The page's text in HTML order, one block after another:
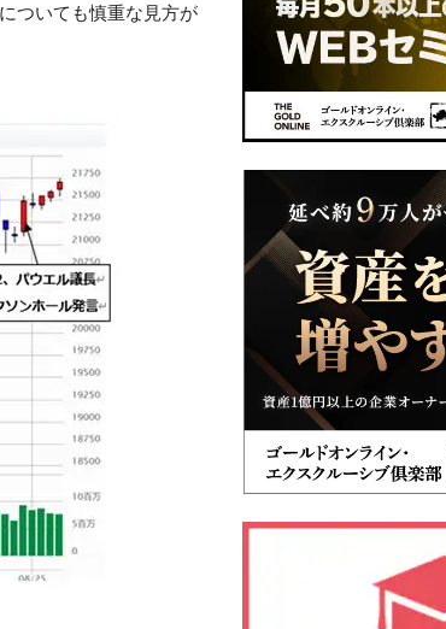
ついても慎重な見方が